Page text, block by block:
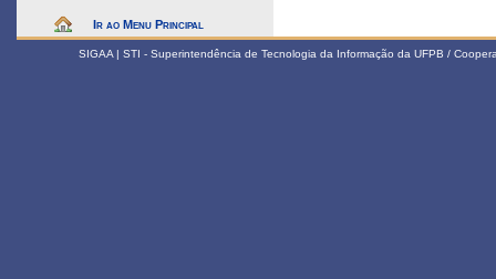
Ir ao Menu Principal
SIGAA | STI - Superintendência de Tecnologia da Informação da UFPB /